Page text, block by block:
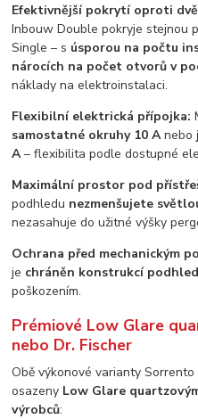
Efektivnější pokrytí oproti
Inbouw Double pokryje stejnou
Single – s úsporou na počtu
nárocích na počet otvorů v
náklady na elektroinstalaci.
Flexibilní elektrická přípojka:
samostatné okruhy 10 Anebo
A– flexibilita podle dostupné
Maximální prostor pod
podhledu nezmenšujete
nezasahuje do užitné výšky
Ochrana před mechanickým
je chráněn konstrukcí
poškozením.
Prémiové Low Glare
nebo Dr. Fischer
Obě výkonové varianty
osazeny Low Glare
výrobců: